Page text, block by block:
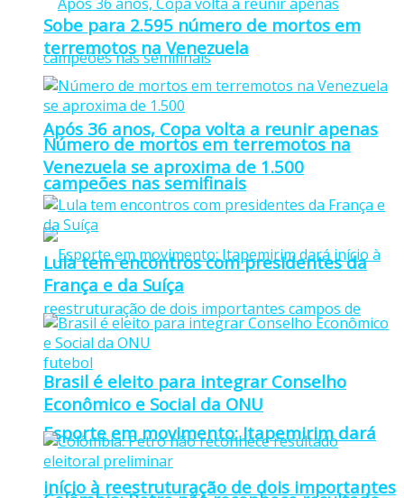
Após 36 anos, Copa volta a reunir apenas
campeões nas semifinais
Esporte em movimento: Itapemirim dará
início à reestruturação de dois importantes
Sobe para 2.595 número de mortos em
terremotos na Venezuela
Número de mortos em terremotos na
Venezuela se aproxima de 1.500
Lula tem encontros com presidentes da
França e da Suíça
Brasil é eleito para integrar Conselho
Econômico e Social da ONU